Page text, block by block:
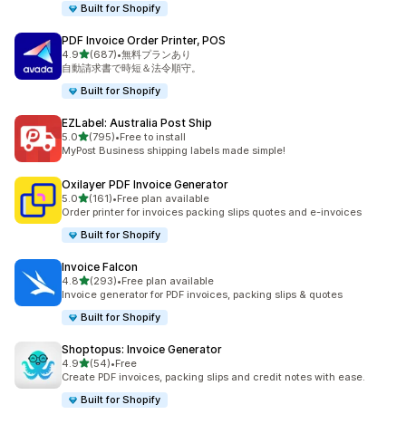
Built for Shopify
PDF Invoice Order Printer, POS
4.95つ星中
(687)
合計レビュー数：687件
•無料プランあり
自動請求書で時短＆法令順守。
Built for Shopify
EZLabel: Australia Post Ship
5.05つ星中
(795)
合計レビュー数：795件
•Free to install
MyPost Business shipping labels made simple!
Oxilayer PDF Invoice Generator
5.05つ星中
(161)
合計レビュー数：161件
•Free plan available
Order printer for invoices packing slips quotes and e-invoices
Built for Shopify
Invoice Falcon
4.85つ星中
(293)
合計レビュー数：293件
•Free plan available
Invoice generator for PDF invoices, packing slips & quotes
Built for Shopify
Shoptopus: Invoice Generator
4.95つ星中
(54)
合計レビュー数：54件
•Free
Create PDF invoices, packing slips and credit notes with ease.
Built for Shopify